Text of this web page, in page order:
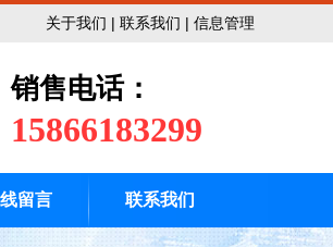
新，质量为本”，奉行的方针为“一分承
关于我们 | 联系我们 | 信息管理
销售电话：
15866183299
留言 联系我们